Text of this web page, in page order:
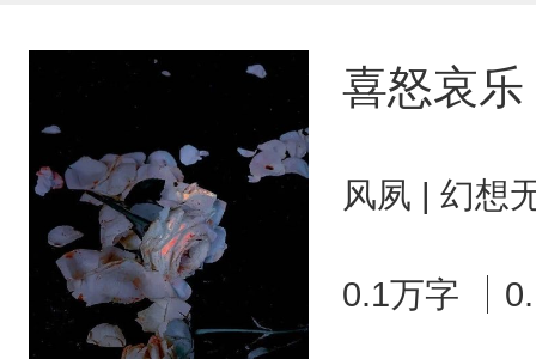
喜怒哀乐
风夙 | 幻想
0.1万字